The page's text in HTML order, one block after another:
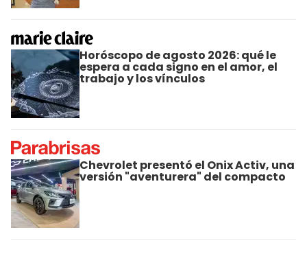
Horóscopo de agosto 2026: qué le
espera a cada signo en el amor, el
trabajo y los vínculos
Chevrolet presentó el Onix Activ, una
versión "aventurera" del compacto